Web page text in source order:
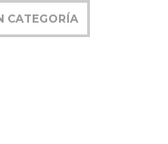
CATEGORÍA